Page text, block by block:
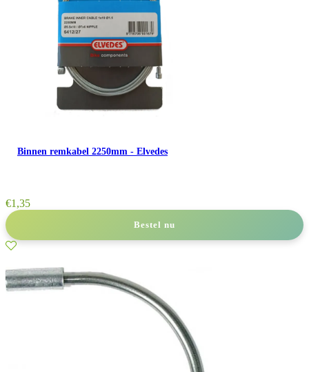
Binnen remkabel 2250mm - Elvedes
€1,35
Bestel nu